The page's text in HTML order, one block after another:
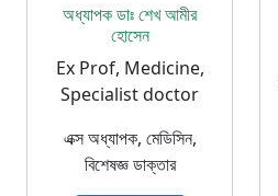
অধ্যাপক ডাঃ শেখ আমীর
হোসেন
Ex Prof, Medicine,
Specialist doctor
এক্স অধ্যাপক, মেডিসিন,
বিশেষজ্ঞ ডাক্তার